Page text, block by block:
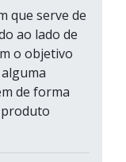
que serve de
ao lado de
o objetivo
de forma
produto